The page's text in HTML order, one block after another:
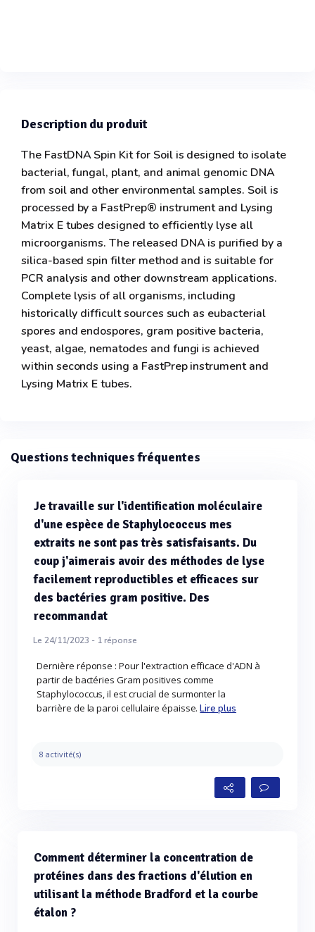
Description du produit
The FastDNA Spin Kit for Soil is designed to isolate
bacterial, fungal, plant, and animal genomic DNA
from soil and other environmental samples. Soil is
processed by a FastPrep® instrument and Lysing
Matrix E tubes designed to efficiently lyse all
microorganisms. The released DNA is purified by a
silica-based spin filter method and is suitable for
PCR analysis and other downstream applications.
Complete lysis of all organisms, including
historically difficult sources such as eubacterial
spores and endospores, gram positive bacteria,
yeast, algae, nematodes and fungi is achieved
within seconds using a FastPrep instrument and
Lysing Matrix E tubes.
Questions techniques fréquentes
Je travaille sur l'identification moléculaire
d'une espèce de Staphylococcus mes
extraits ne sont pas très satisfaisants. Du
coup j'aimerais avoir des méthodes de lyse
facilement reproductibles et efficaces sur
des bactéries gram positive. Des
recommandat
Le 24/11/2023 - 1réponse
Dernière réponse : Pour l'extraction efficace d'ADN à
partir de bactéries Gram positives comme
Staphylococcus, il est crucial de surmonter la
barrière de la paroi cellulaire épaisse.Lire plus
8 activité(s)
Comment déterminer la concentration de
protéines dans des fractions d'élution en
utilisant la méthode Bradford et la courbe
étalon ?